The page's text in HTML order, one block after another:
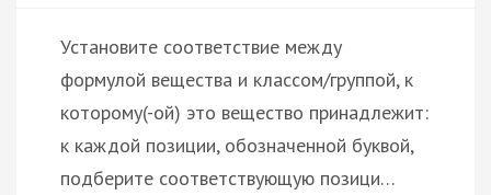
Установите соответствие между
формулой вещества и классом/группой, к
которому(-ой) это вещество принадлежит:
к каждой позиции, обозначенной буквой,
подберите соответствующую позици…